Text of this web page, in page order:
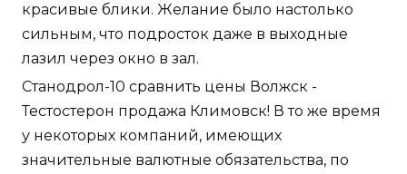
красивые блики. Желание было настолько
сильным, что подросток даже в выходные
лазил через окно в зал.
Станодрол-10 сравнить цены Волжск -
Тестостерон продажа Климовск! В то же время
у некоторых компаний, имеющих
значительные валютные обязательства, по